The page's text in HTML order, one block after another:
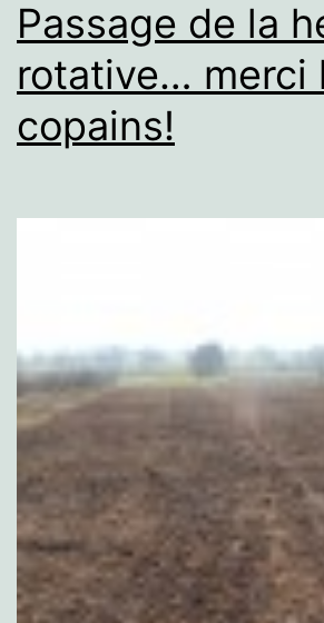
Passage de la
rotative… merci
copains!